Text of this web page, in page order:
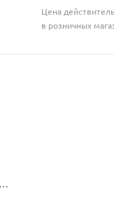
Цена
в розничных